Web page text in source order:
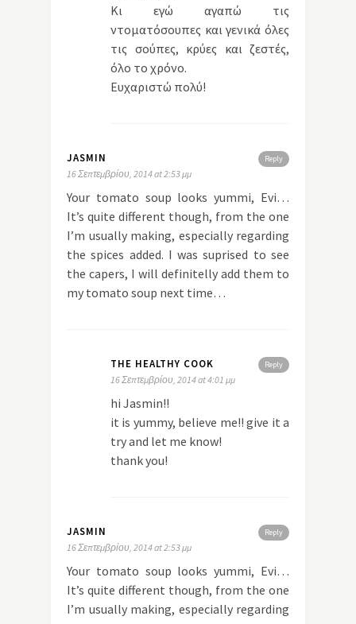
Κι εγώ αγαπώ τις
ντοματόσουπες και γενικά όλες
τις σούπες, κρύες και ζεστές,
όλο το χρόνο.
Ευχαριστώ πολύ!
Reply
JASMIN
16 Σεπτεμβρίου, 2014 at 2:53 μμ
Your tomato soup looks yummi, Evi…
It’s quite different though, from the one
I’m usually making, especially regarding
the spices added. I was suprised to see
the capers, I will definitelly add them to
my tomato soup next time…
Reply
THE HEALTHY COOK
16 Σεπτεμβρίου, 2014 at 4:01 μμ
hi Jasmin!!
it is yummy, believe me!! give it a
try and let me know!
thank you!
Reply
JASMIN
16 Σεπτεμβρίου, 2014 at 2:53 μμ
Your tomato soup looks yummi, Evi…
It’s quite different though, from the one
I’m usually making, especially regarding